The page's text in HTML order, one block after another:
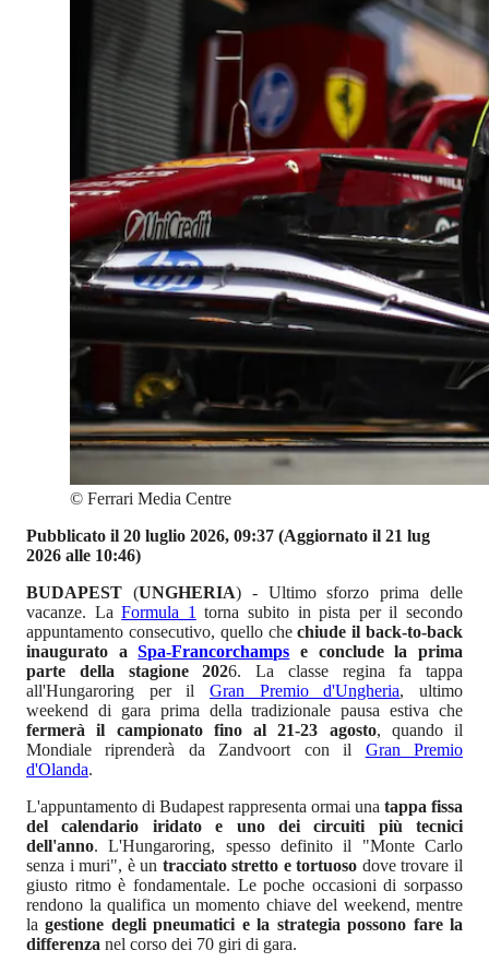
© Ferrari Media Centre
Pubblicato il 20 luglio 2026, 09:37 (Aggiornato il 21 lug
2026 alle 10:46)
BUDAPEST (UNGHERIA) - Ultimo sforzo prima delle
vacanze. LaFormula 1 torna subito in pista per il secondo
appuntamento consecutivo, quello chechiude il back-to-back
inaugurato aSpa-Francorchamps e conclude la prima
parte della stagione 2026. La classe regina fa tappa
all'Hungaroring per il Gran Premio d'Ungheria, ultimo
weekend di gara prima della tradizionale pausa estiva che
fermerà il campionato fino al 21-23 agosto, quando il
Mondiale riprenderà da Zandvoort con il Gran Premio
d'Olanda.
L'appuntamento di Budapest rappresenta ormai una tappa fissa
del calendario iridato e uno dei circuiti più tecnici
dell'anno. L'Hungaroring, spesso definito il "Monte Carlo
senza i muri", è un tracciato stretto e tortuoso dove trovare il
giusto ritmo è fondamentale. Le poche occasioni di sorpasso
rendono la qualifica un momento chiave del weekend, mentre
lagestione degli pneumatici e la strategia possono fare la
differenza nel corso dei 70 giri di gara.